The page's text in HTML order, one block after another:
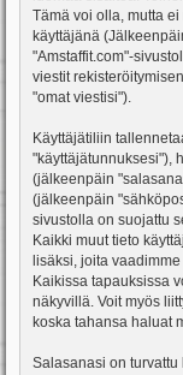
Tämä voi olla, mutta
käyttäjänä
"Amstaffit.com"-
viestit
"omat viestisi").
Käyttäjätiliin
"käyttäjätunnuksesi"),
(jälkeenpäin
(jälkeenpäin
sivustolla on suojattu
Kaikki muut tieto
lisäksi, joita
Kaikissa tapauksissa
näkyvillä. Voit myös
koska tahansa haluat
Salasanasi on